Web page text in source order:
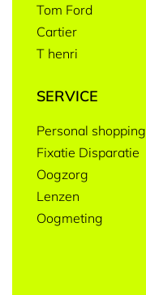
Tom Ford
Cartier
T henri
SERVICE
Personal shopping
Fixatie Disparatie
Oogzorg
Lenzen
Oogmeting